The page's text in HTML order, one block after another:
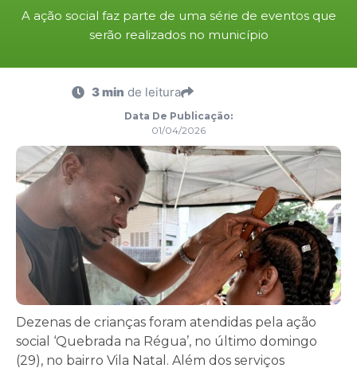
A ação social faz parte de uma série de eventos que
serão realizados no município
3 min de leitura
Data De Publicação:
01/04/2026
Dezenas de crianças foram atendidas pela ação
social ‘Quebrada na Régua’, no último domingo
(29), no bairro Vila Natal. Além dos serviços